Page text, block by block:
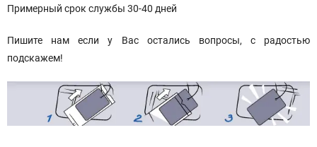
Примерный срок службы 30-40 дней
Пишите нам если у Вас остались вопросы, с радостью
подскажем!